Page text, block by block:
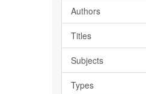
Authors
Titles
Subjects
Types